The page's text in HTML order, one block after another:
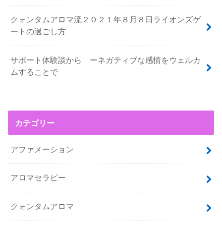
クォンタムアロマ流２０２１年８月８日ライオンズゲ
ートの過ごし方
サポート体験談から ーネガティブな感情をウェルカ
ムすることで
カテゴリー
アファメーション
アロマセラピー
クォンタムアロマ